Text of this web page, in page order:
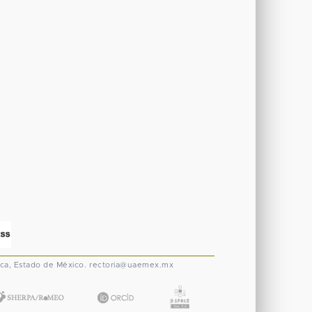
Estado de México. rectoria@uaemex.mx